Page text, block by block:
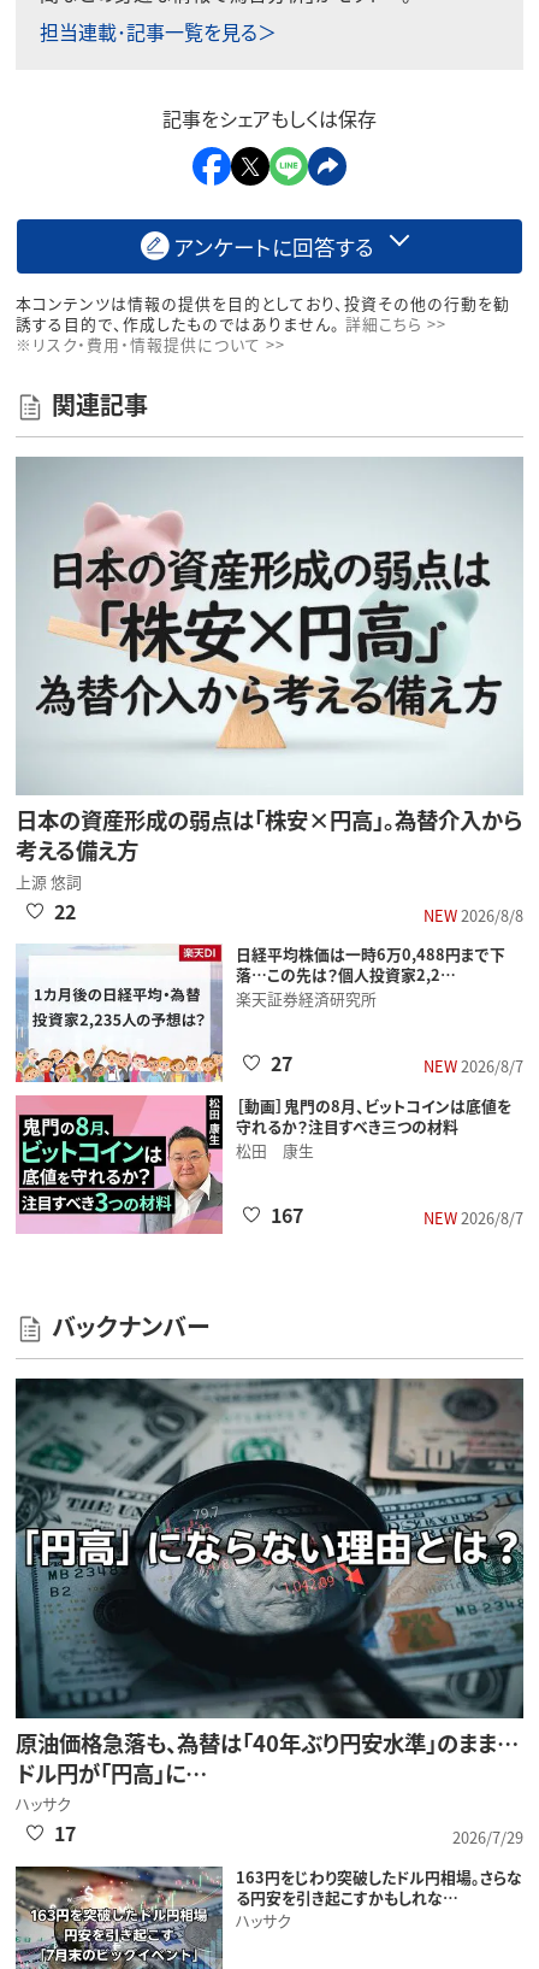
担当連載･記事一覧を見る＞
記事をシェアもしくは保存
アンケートに回答する
本コンテンツは情報の提供を目的としており、投資その他の行動を勧
誘する目的で、作成したものではありません。 詳細こちら >>
※リスク・費用・情報提供について >>
関連記事
日本の資産形成の弱点は「株安×円高」。為替介入から
考える備え方
上源 悠詞
NEW2026/8/8
22
日経平均株価は一時6万0,488円まで下
落…この先は？個人投資家2,2…
楽天証券経済研究所
NEW2026/8/7
27
［動画］鬼門の8月、ビットコインは底値を
守れるか？注目すべき三つの材料
松田 康生
NEW2026/8/7
167
バックナンバー
原油価格急落も、為替は「40年ぶり円安水準」のまま…
ドル円が「円高」に…
ハッサク
2026/7/29
17
163円をじわり突破したドル円相場。さらな
る円安を引き起こすかもしれな…
ハッサク